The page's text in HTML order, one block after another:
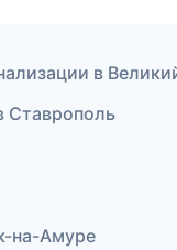
в
Ставрополь
на-Амуре